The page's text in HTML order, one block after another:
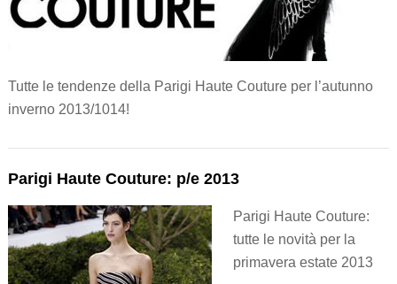
Tutte le tendenze della Parigi Haute Couture per l’autunno
inverno 2013/1014!
Parigi Haute Couture: p/e 2013
Parigi Haute Couture:
tutte le novità per la
primavera estate 2013